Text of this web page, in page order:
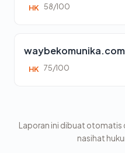
HK 58/100
waybekomunika.com
HK 75/100
Laporan ini dibuat otomatis
nasihat